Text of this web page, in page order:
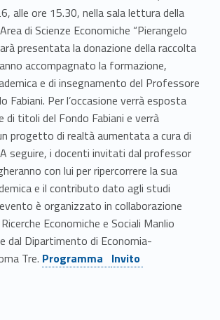
alle ore 15.30, nella sala lettura della
di Scienze Economiche “Pierangelo
presentata la donazione della raccolta
accompagnato la formazione,
e di insegnamento del Professore
Fabiani. Per l’occasione verrà esposta
di titoli del Fondo Fabiani e verrà
progetto di realtà aumentata a cura di
seguire, i docenti invitati dal professor
con lui per ripercorrere la sua
e il contributo dato agli studi
è organizzato in collaborazione
Economiche e Sociali Manlio
dal Dipartimento di Economia-
Tre. Programma Invito